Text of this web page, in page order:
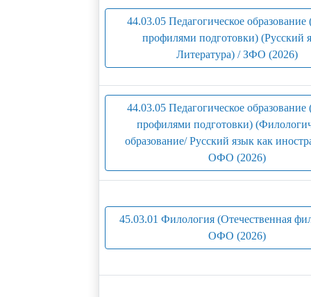
44.03.05 Педагогическое образование
профилями подготовки) (Русский
Литература) / ЗФО (2026)
44.03.05 Педагогическое образование
профилями подготовки)
образование/ Русский язык как
ОФО (2026)
45.03.01 Филология (Отечественная
ОФО (2026)